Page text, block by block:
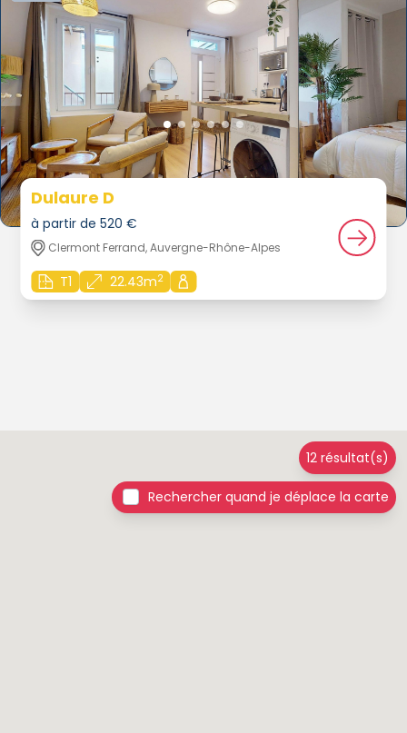
Dulaure D
à partir de 520 €
Clermont Ferrand, Auvergne-Rhône-Alpes
T1 22.43m2
12 résultat(s)
Rechercher quand je déplace la carte